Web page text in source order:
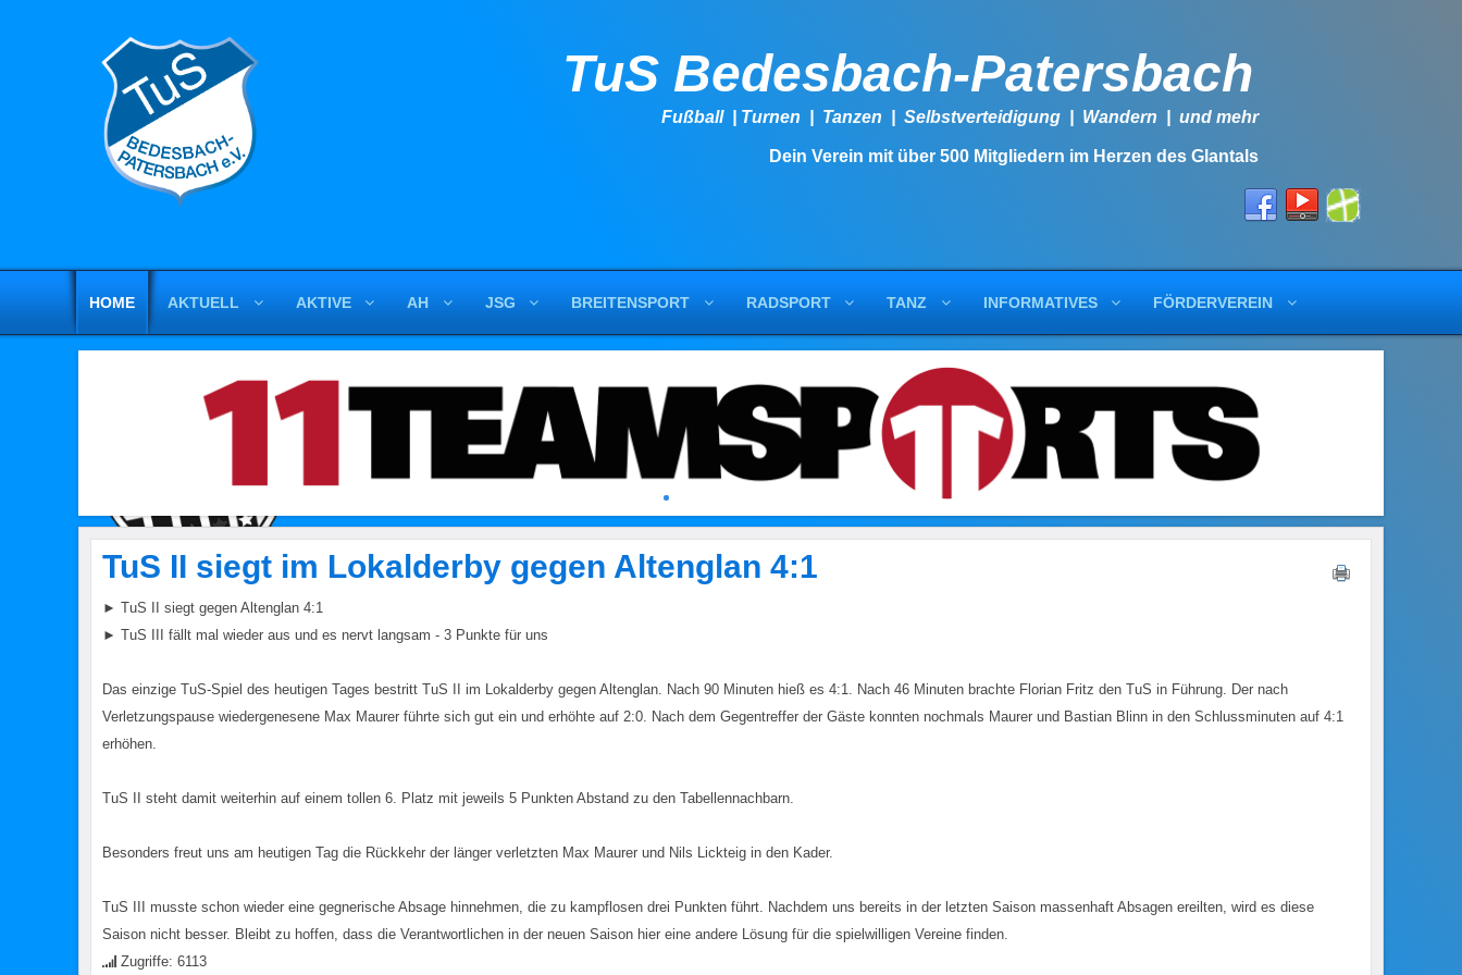
TuS Bedesbach-Patersbach
Fußball | Turnen | Tanzen | Selbstverteidigung | Wandern | und mehr
Dein Verein mit über 500 Mitgliedern im Herzen des Glantals
HOME AKTUELL AKTIVE AH JSG BREITENSPORT RADSPORT TANZ INFORMATIVES FÖRDERVEREIN
TuS II siegt im Lokalderby gegen Altenglan 4:1
► TuS II siegt gegen Altenglan 4:1
► TuS III fällt mal wieder aus und es nervt langsam - 3 Punkte für uns
Das einzige TuS-Spiel des heutigen Tages bestritt TuS II im Lokalderby gegen Altenglan. Nach 90 Minuten hieß es 4:1. Nach 46 Minuten brachte Florian Fritz den TuS in Führung. Der nach
Verletzungspause wiedergenesene Max Maurer führte sich gut ein und erhöhte auf 2:0. Nach dem Gegentreffer der Gäste konnten nochmals Maurer und Bastian Blinn in den Schlussminuten auf 4:1
erhöhen.
TuS II steht damit weiterhin auf einem tollen 6. Platz mit jeweils 5 Punkten Abstand zu den Tabellennachbarn.
Besonders freut uns am heutigen Tag die Rückkehr der länger verletzten Max Maurer und Nils Lickteig in den Kader.
TuS III musste schon wieder eine gegnerische Absage hinnehmen, die zu kampflosen drei Punkten führt. Nachdem uns bereits in der letzten Saison massenhaft Absagen ereilten, wird es diese
Saison nicht besser. Bleibt zu hoffen, dass die Verantwortlichen in der neuen Saison hier eine andere Lösung für die spielwilligen Vereine finden.
Zugriffe: 6113